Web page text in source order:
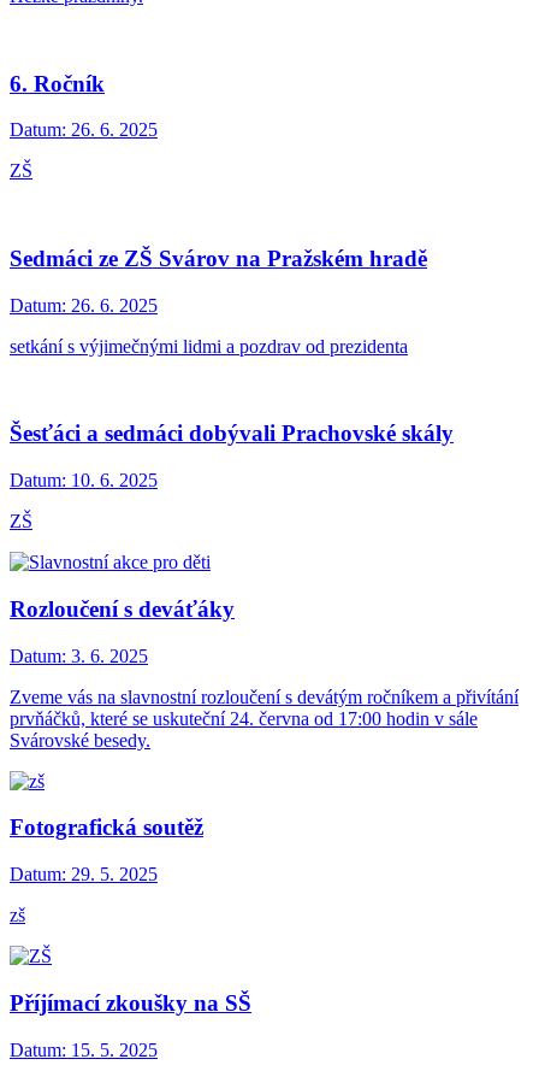
6. Ročník
Datum: 26. 6. 2025
ZŠ
Sedmáci ze ZŠ Svárov na Pražském hradě
Datum: 26. 6. 2025
setkání s výjimečnými lidmi a pozdrav od prezidenta
Šesťáci a sedmáci dobývali Prachovské skály
Datum: 10. 6. 2025
ZŠ
Rozloučení s deváťáky
Datum: 3. 6. 2025
Zveme vás na slavnostní rozloučení s devátým ročníkem a přivítání
prvňáčků, které se uskuteční 24. června od 17:00 hodin v sále
Svárovské besedy.
Fotografická soutěž
Datum: 29. 5. 2025
zš
Příjímací zkoušky na SŠ
Datum: 15. 5. 2025